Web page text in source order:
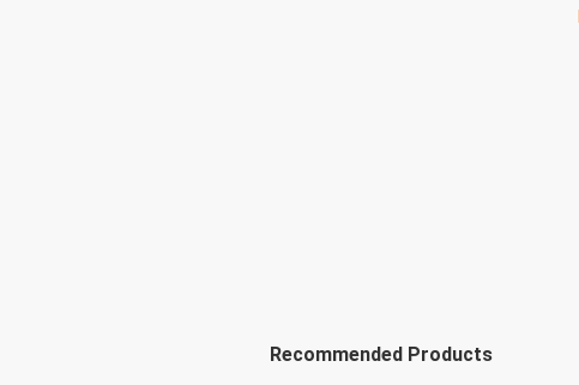
Recommended Products